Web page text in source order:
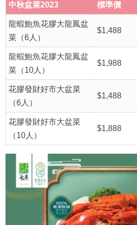
中秋盆菜2023 標準價
龍蝦鮑魚花膠大龍鳳盆
菜（6人）
$1,488
龍蝦鮑魚花膠大龍鳳盆
菜（10人）
$1,988
花膠發財好市大盆菜
（6人）
$1,488
花膠發財好市大盆菜
（10人）
$1,888